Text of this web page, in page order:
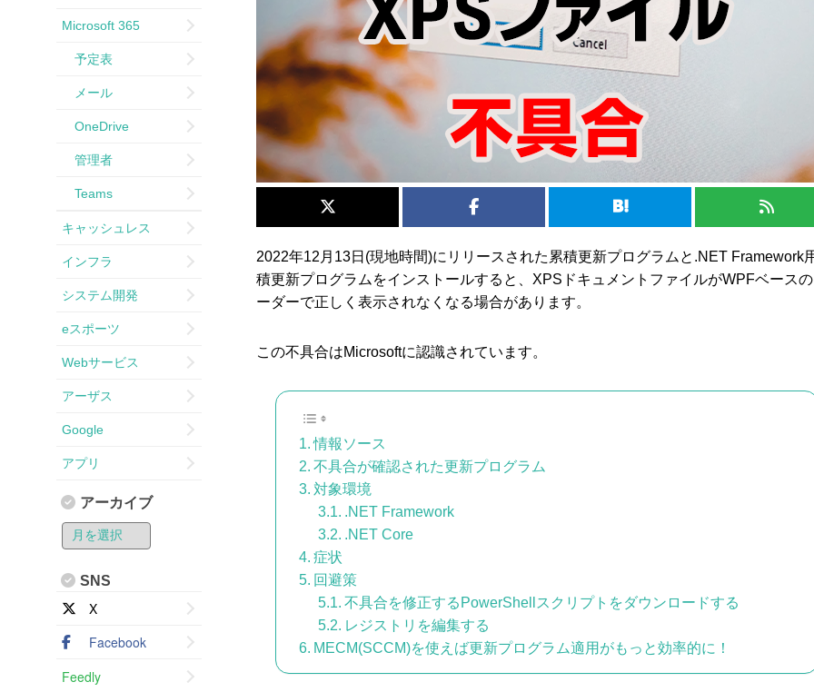
2022年12月13日(現地時間)にリリースされた累積更新プログラムと.NET Framework
積更新プログラムをインストールすると、XPSドキュメントファイルがWPFベース
ーダーで正しく表示されなくなる場合があります。
この不具合はMicrosoftに認識されています。
情報ソース
不具合が確認された更新プログラム
対象環境
.NET Framework
.NET Core
症状
回避策
不具合を修正するPowerShellスクリプトをダウンロードする
レジストリを編集する
MECM(SCCM)を使えば更新プログラム適用がもっと効率的に！
Microsoft 365
予定表
メール
OneDrive
管理者
Teams
キャッシュレス
インフラ
システム開発
eスポーツ
Webサービス
アーザス
Google
アプリ
アーカイブ
SNS
X
Facebook
Feedly